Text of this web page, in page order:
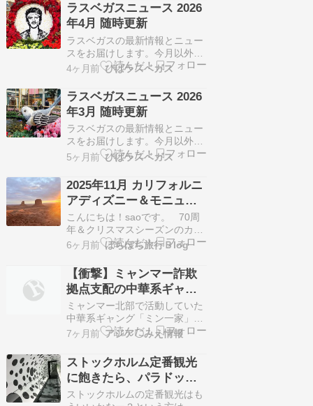
ラスベガスニュース 2026
年4月 随時更新
ラスベガスの最新情報とニュー
スをお届けします。今月以外の
ニュースはこちらから Xでもラ
す。@biba_lasvegasフォロー
してね！ 画像↑はベラージオホ
テル植物園に展示されている花
で描いたブルーノ・マーズ。植
物園の展示はこちらから。ブル
ーノはベラー…
4ヶ月前 びばラスベガス
ラスベガスニュース 2026
年3月 随時更新
ラスベガスの最新情報とニュー
スをお届けします。今月以外の
ニュースはこちらから Xでもラ
す。@biba_lasvegasフォロー
してね！ ”2026 is the new
2016”がSNSでトレンドという
ことで2016年を振り返ってみま
した。写真は日本…
5ヶ月前 びばラスベガス
2025年11月 カリフォルニ
アディズニー＆モニュメ
ントバレー周遊旅行記⑪ 6
日目・前半 圧倒的絶景！
モニュメントバレー・オ
こんにちは！saoです。 70周
年＆クリスマスシーズンのカリ
フォルニアディズニーに行きた
まった今回の旅。 特典航空券を
最低マイル数で予約するため、
日程は10日間と少し長めになり
ました。それならラスベガスま
で足を延ばそう。さらに日程に
余裕があるので…
6ヶ月前 ぼちぼち旅行Ｂlog
【衝撃】ミャンマー詐欺
拠点支配の中華系ギャン
グ一家全員処刑！！！
ミャンマー北部で活動していた
中華系ギャング「ミン一家」が
全員処刑され、中国政府の強硬
動きは続くのか？ 警視庁がつか
んだ中国系マフィア・14Kの進
出 日本の暴力団に仲介したのは
「チャイニーズドラゴン」だっ
7ヶ月前 アジア〇みえ情報
ストックホルム定番観光
に飽きたら、パラドック
スミュージアム
ストックホルムの定番観光はも